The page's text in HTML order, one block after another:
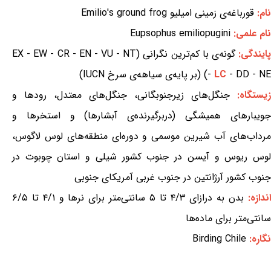
نام: قورباغه‌ی زمینی امیلیو Emilio's ground frog
نام علمی: Eupsophus emiliopugini
پایندگی:
گونه‌ی با کم‌ترین نگرانی (EX - EW - CR - EN - VU - NT
- LC - DD - NE) (بر پایه‌ی سیاهه‌ی سرخ IUCN)
زیستگاه: جنگل‌های زیرجنوبگانی، جنگل‌های معتدل، رودها و
جویبارهای همیشگی (دربرگیرنده‌ی آبشارها) و استخرها و
مرداب‌های آب شیرین موسمی و دوره‌ای منطقه‌های لوس لاگوس،
لوس ریوس و آیسن در جنوب کشور شیلی و استان چوبوت در
جنوب کشور آرژانتین در جنوب غربی آمریکای جنوبی
اندازه:
بدن به درازای ۴/۳ تا ۵ سانتی‌متر برای نرها و ۴/۱ تا ۶/۵
سانتی‌متر برای ماده‌ها
نگاره: Birding Chile